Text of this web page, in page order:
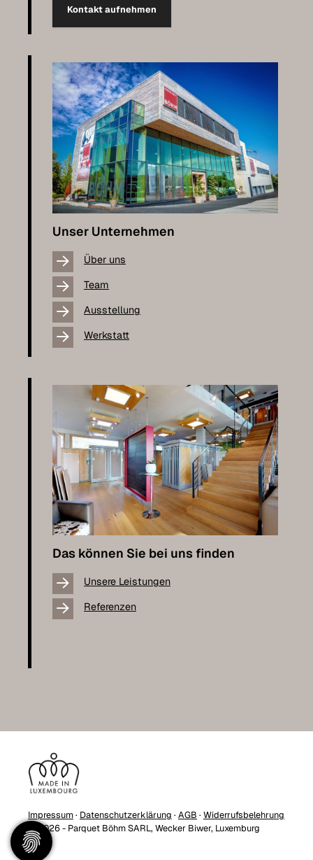
Kontakt aufnehmen
Unser Unternehmen
Über uns
Team
Ausstellung
Werkstatt
Das können Sie bei uns finden
Unsere Leistungen
Referenzen
Impressum· Datenschutzerklärung · AGB · Widerrufsbelehrung
© 2026 - Parquet Böhm SARL, Wecker Biwer, Luxemburg